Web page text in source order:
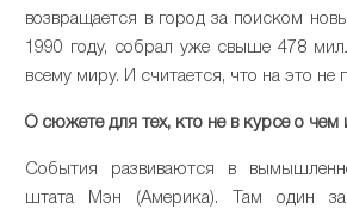
возвращается в город за поиском
1990 году, собрал уже свыше 478
всему миру. И считается, что на это не
О сюжете для тех, кто не в курсе о чем
События развиваются в
штата Мэн (Америка). Там один